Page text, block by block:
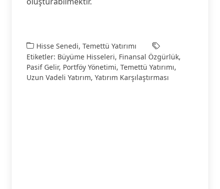
Hisse Senedi, Temettü Yatırımı
Etiketler: Büyüme Hisseleri, Finansal Özgürlük,
Pasif Gelir, Portföy Yönetimi, Temettü Yatırımı,
Uzun Vadeli Yatırım, Yatırım Karşılaştırması